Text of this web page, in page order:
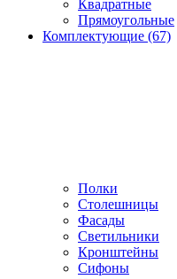
Квадратные
Прямоугольные
Комплектующие (67)
Полки
Столешницы
Фасады
Светильники
Кронштейны
Сифоны